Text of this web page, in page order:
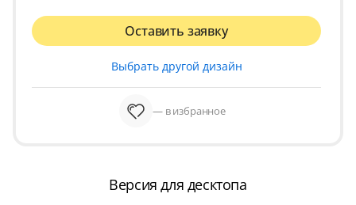
Оставить заявку
Выбрать другой дизайн
— в избранное
Версия для десктопа